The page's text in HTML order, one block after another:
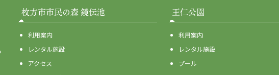
枚方市市民の森 鏡伝池
利用案内
レンタル施設
アクセス
王仁公園
利用案内
レンタル施設
プール